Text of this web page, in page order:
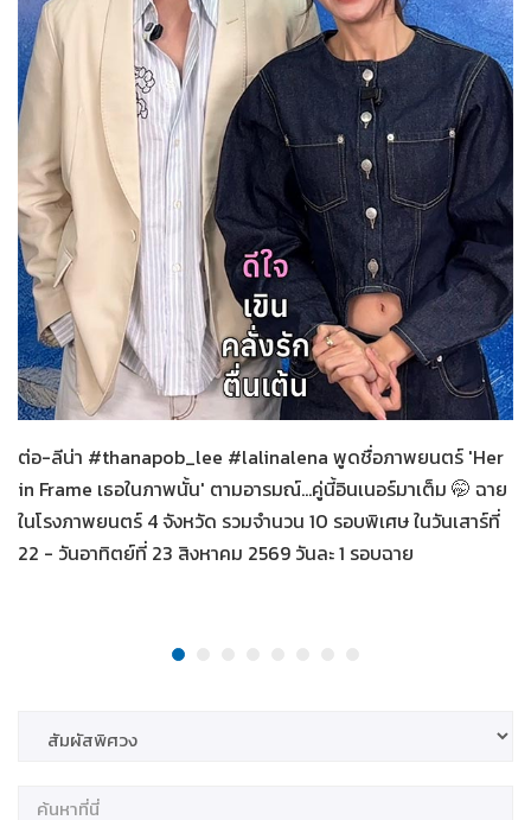
08-08-2569
Her in Frame เธอในภาพนั้น
ต่อ-ลีน่า #thanapob_lee #lalinalena พูดชื่อภาพยนตร์ 'Her
in Frame เธอในภาพนั้น' ตามอารมณ์...คู่นี้อินเนอร์มาเต็ม 🤭 ฉาย
ในโรงภาพยนตร์ 4 จังหวัด รวมจำนวน 10 รอบพิเศษ ในวันเสาร์ที่
22 - วันอาทิตย์ที่ 23 สิงหาคม 2569 วันละ 1 รอบฉาย